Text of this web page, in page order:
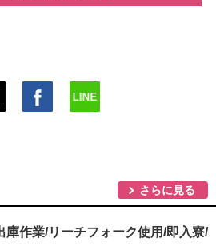
さらに見る
庫作業/リーチフォーク使用/即入寮/